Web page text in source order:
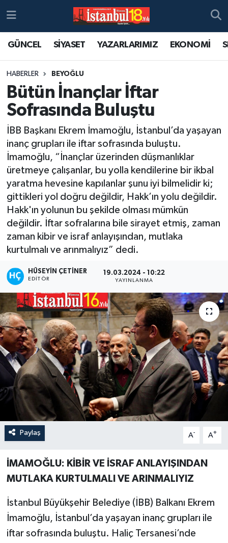
GÜNCEL SİYASET YAZARLARIMIZ EKONOMİ
HABERLER BEYOĞLU
Bütün İnançlar İftar
Sofrasında Buluştu
İBB Başkanı Ekrem İmamoğlu, İstanbul’da yaşayan
inanç grupları ile iftar sofrasında buluştu.
İmamoğlu, “İnançlar üzerinden düşmanlıklar
üretmeye çalışanlar, bu yolla kendilerine bir ikbal
yaratma hevesine kapılanlar şunu iyi bilmelidir ki;
gittikleri yol doğru değildir, Hakk’ın yolu değildir.
Hakk'ın yolunun bu şekilde olması mümkün
değildir. İftar sofralarına bile sirayet etmiş, zaman
zaman kibir ve israf anlayışından, mutlaka
kurtulmalı ve arınmalıyız” dedi.
HÜSEYIN ÇETINER
EDITÖR
19.03.2024 - 10:22
YAYINLANMA
Paylaş A- A+
İMAMOĞLU: KİBİR VE İSRAF ANLAYIŞINDAN
MUTLAKA KURTULMALI VE ARINMALIYIZ
İstanbul Büyükşehir Belediye (İBB) Balkanı Ekrem
İmamoğlu, İstanbul’da yaşayan inanç grupları ile
iftar sofrasında buluştu. Haliç Tersanesi’nde